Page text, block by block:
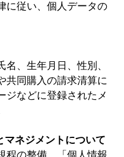
に従い、個人データの
、生年月日、性別、
共同購入の請求清算に
ジなどに登録されたメ
マネジメントについて